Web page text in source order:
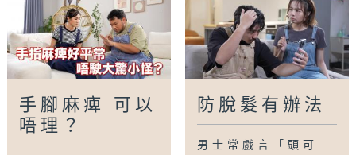
手腳麻痺 可以
唔理？
防脫髮有辦法
男士常戲言「頭可